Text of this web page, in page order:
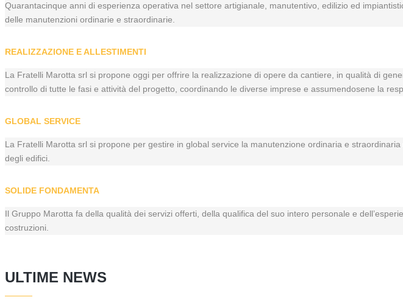
Quarantacinque anni di esperienza operativa nel settore artigianale, manutentivo, edilizio ed
delle manutenzioni ordinarie e straordinarie.
REALIZZAZIONE E ALLESTIMENTI
La Fratelli Marotta srl si propone oggi per offrire la realizzazione di opere da cantiere, in qualità di
controllo di tutte le fasi e attività del progetto, coordinando le diverse imprese e assumendosene la
GLOBAL SERVICE
La Fratelli Marotta srl si propone per gestire in global service la manutenzione ordinaria e
degli edifici.
SOLIDE FONDAMENTA
Il Gruppo Marotta fa della qualità dei servizi offerti, della qualifica del suo intero personale e
costruzioni.
ULTIME NEWS